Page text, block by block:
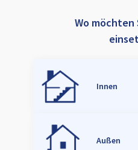
Wo möchten
Innen
Außen